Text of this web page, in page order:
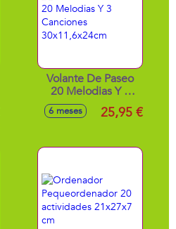
Volante De Paseo
20 Melodias Y 3
Canciones
30x11,6x24cm
6 meses 25,95 €